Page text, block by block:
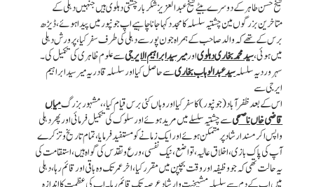
شیخ حسن طاہر کے دوسرے بیٹے شیخ عبدالعزیز شکر بار چشتی دہلوی ہیں جنہیں دہلی کے
متاخرین بزرگوں مین چشتیہ سلسلہ کا مجدد کہا جانا چاہیے اپ جونپور میں پیدا ہوئے ، ڈیڑھ
برس کے تھے کہ والد صاحب کے ہمراہ جون پور سے دہلی کی طرف سفر کیا ، پرورش دہلی
میں ہوئی ،سید محمد بخاری دہلویاورمیر سید ابراہیم الایرجیسے علوم ظاہری کی تکمیل کی ۔
سہروردیہ سلسلہسید عبد الوہاب بخاریسے حاصل کیا اور سلسلہ قادریہ میر سید ابراہیم
ایرجی سے
اس کے بعد ظفر آباد( جونپور) کا سفر کیا اور وہاں کئی برس قیام کیا ، ،مشہور بزرگمیاں
قاضی خاں ناصحیسے چشتیہ سلسلے میں مرید ہوئے اور سلوک کی تکمیل فرمائی اور پھر دہلی
واپس اکر مسند ارشاد پر متمکن ہوئے اور ایک زمانے کو مستفید فرمایا ، تمام تاریخ و تزکرے
آپ کی پاک بازی ، اخلاق عالیہ ، تواضع ، نیک نفسی ، ورع و تقدس کی گواہ ہیں ،استقامت کی
یہ حالت تھی کہ جو وظیفہ اور وقت بچپن میں مقرر کیا ، اخر عمر تک وہ باقی اور قائم رہا ، دہلی